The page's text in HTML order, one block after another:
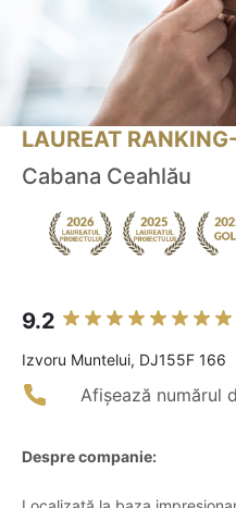
LAUREAT
Cabana Ceahlău
9.2
Izvoru Muntelui, DJ155F 166
Afișează numărul
Despre companie: